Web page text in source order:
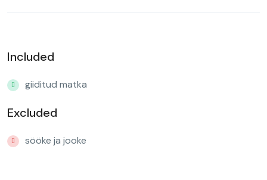
Included
giiditud matka
Excluded
sööke ja jooke